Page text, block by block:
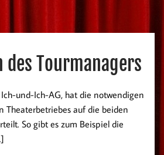
des Tourmanagers
und-Ich-AG, hat die notwendigen
Theaterbetriebes auf die beiden
So gibt es zum Beispiel die